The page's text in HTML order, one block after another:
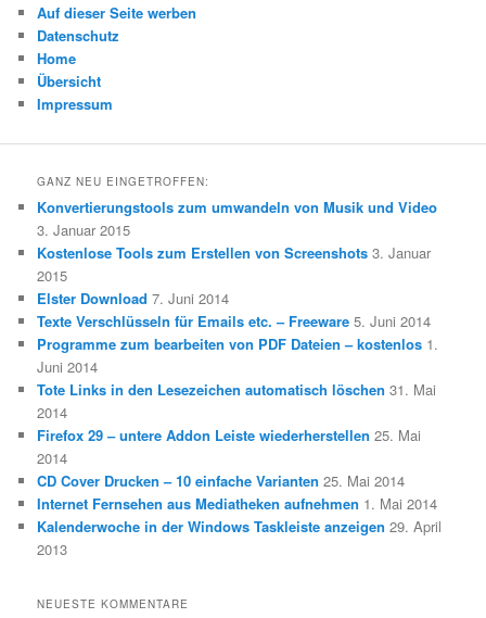
Auf dieser Seite werben
Datenschutz
Home
Übersicht
Impressum
GANZ NEU EINGETROFFEN:
Konvertierungstools zum umwandeln von Musik und Video
3. Januar 2015
Kostenlose Tools zum Erstellen von Screenshots 3. Januar
2015
Elster Download 7. Juni 2014
Texte Verschlüsseln für Emails etc. – Freeware 5. Juni 2014
Programme zum bearbeiten von PDF Dateien – kostenlos 1.
Juni 2014
Tote Links in den Lesezeichen automatisch löschen 31. Mai
2014
Firefox 29 – untere Addon Leiste wiederherstellen 25. Mai
2014
CD Cover Drucken – 10 einfache Varianten 25. Mai 2014
Internet Fernsehen aus Mediatheken aufnehmen 1. Mai 2014
Kalenderwoche in der Windows Taskleiste anzeigen 29. April
2013
NEUESTE KOMMENTARE